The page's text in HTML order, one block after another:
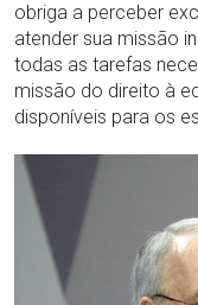
obriga a perceber
atender sua missão
todas as tarefas
missão do direito à
disponíveis para os